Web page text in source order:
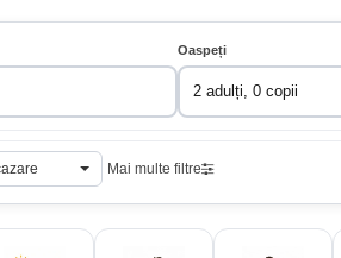
Oaspeți
2 adulți, 0 copii
Mai multe filtre